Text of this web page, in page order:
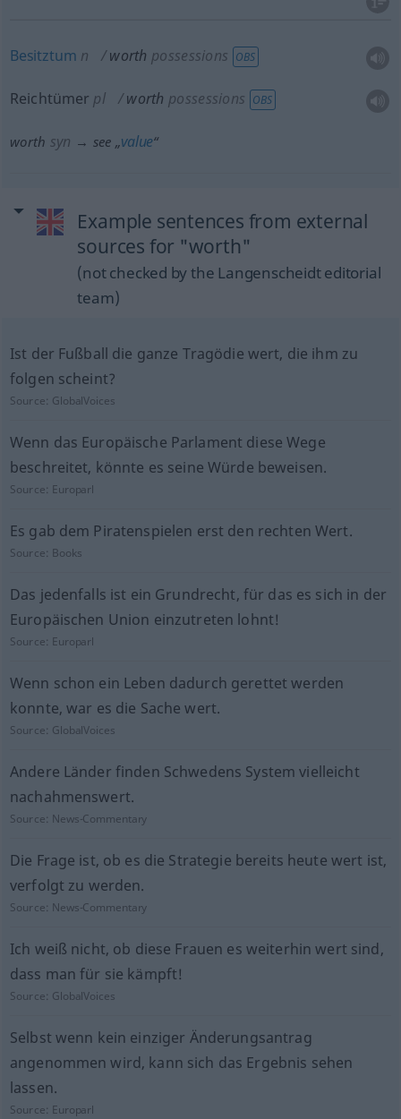
Besitztum n worth possessions OBS
Reichtümer pl worth possessions OBS
worth syn → see „value“
Example sentences from external
sources for "worth"
(not checked by the Langenscheidt editorial
team)
Ist der Fußball die ganze Tragödie wert, die ihm zu
folgen scheint?
Source: GlobalVoices
Wenn das Europäische Parlament diese Wege
beschreitet, könnte es seine Würde beweisen.
Source: Europarl
Es gab dem Piratenspielen erst den rechten Wert.
Source: Books
Das jedenfalls ist ein Grundrecht, für das es sich in der
Europäischen Union einzutreten lohnt!
Source: Europarl
Wenn schon ein Leben dadurch gerettet werden
konnte, war es die Sache wert.
Source: GlobalVoices
Andere Länder finden Schwedens System vielleicht
nachahmenswert.
Source: News-Commentary
Die Frage ist, ob es die Strategie bereits heute wert ist,
verfolgt zu werden.
Source: News-Commentary
Ich weiß nicht, ob diese Frauen es weiterhin wert sind,
dass man für sie kämpft!
Source: GlobalVoices
Selbst wenn kein einziger Änderungsantrag
angenommen wird, kann sich das Ergebnis sehen
lassen.
Source: Europarl